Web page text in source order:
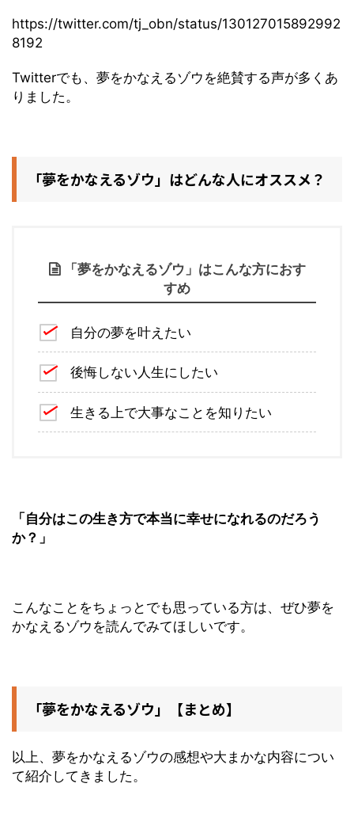
https://twitter.com/tj_obn/status/130127015892992
8192
Twitterでも、夢をかなえるゾウを絶賛する声が多くあ
りました。
「夢をかなえるゾウ」はどんな人にオススメ？
「夢をかなえるゾウ」はこんな方におす
すめ
自分の夢を叶えたい
後悔しない人生にしたい
生きる上で大事なことを知りたい
「自分はこの生き方で本当に幸せになれるのだろう
か？」
こんなことをちょっとでも思っている方は、ぜひ夢を
かなえるゾウを読んでみてほしいです。
「夢をかなえるゾウ」【まとめ】
以上、夢をかなえるゾウの感想や大まかな内容につい
て紹介してきました。